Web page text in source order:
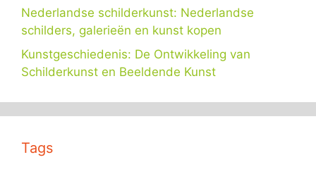
Nederlandse schilderkunst: Nederlandse
schilders, galerieën en kunst kopen
Kunstgeschiedenis: De Ontwikkeling van
Schilderkunst en Beeldende Kunst
Tags